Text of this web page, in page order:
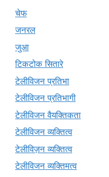
चेफ
जनरल
जुआ
टिकटोक सितारे
टेलीविजन प्रतिभा
टेलीविजन प्रतिभागी
टेलीविजन वैयक्तिकता
टेलीविजन व्यक्तित्व
टेलीविज़न व्यक्तित्व
टेलीविजन व्यक्तिमत्व